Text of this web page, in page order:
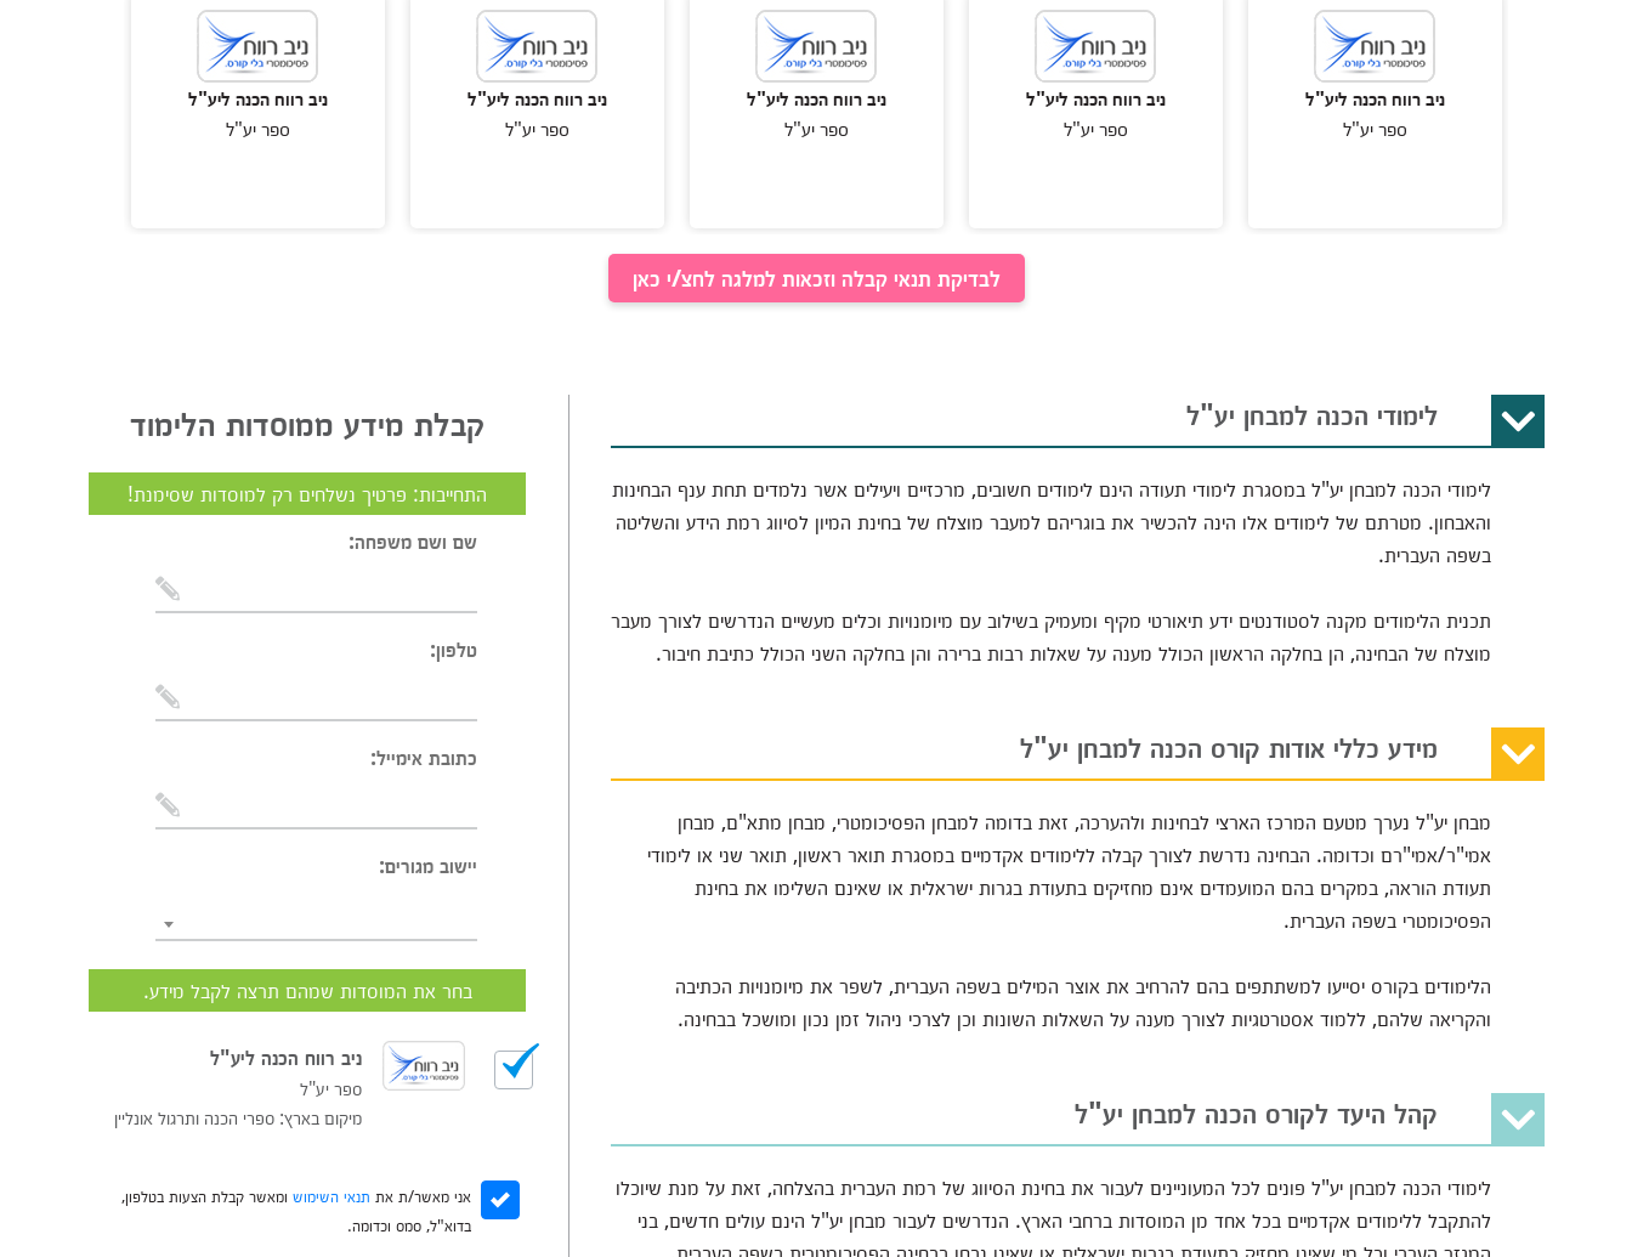
ניב רווח הכנה ליע"ל
ספר יע"ל
ניב רווח הכנה ליע"ל
ספר יע"ל
ניב רווח הכנה ליע"ל
ספר יע"ל
ניב רווח הכנה ליע"ל
ספר יע"ל
ניב רווח הכנה ליע"ל
ספר יע"ל
לבדיקת תנאי קבלה וזכאות למלגה לחצ/י כאן
לימודי הכנה למבחן יע"ל
לימודי הכנה למבחן יע"ל במסגרת לימודי תעודה הינם לימודים חשובים, מרכזיים ויעילים אשר נלמדים תחת ענף הבחינות
והאבחון. מטרתם של לימודים אלו הינה להכשיר את בוגריהם למעבר מוצלח של בחינת המיון לסיווג רמת הידע והשליטה
בשפה העברית.
תכנית הלימודים מקנה לסטודנטים ידע תיאורטי מקיף ומעמיק בשילוב עם מיומנויות וכלים מעשיים הנדרשים לצורך מעבר
מוצלח של הבחינה, הן בחלקה הראשון הכולל מענה על שאלות רבות ברירה והן בחלקה השני הכולל כתיבת חיבור.
מידע כללי אודות קורס הכנה למבחן יע"ל
מבחן יע"ל נערך מטעם המרכז הארצי לבחינות ולהערכה, זאת בדומה למבחן הפסיכומטרי, מבחן מתא"ם, מבחן
אמי"ר/אמי"רם וכדומה. הבחינה נדרשת לצורך קבלה ללימודים אקדמיים במסגרת תואר ראשון, תואר שני או לימודי
תעודת הוראה, במקרים בהם המועמדים אינם מחזיקים בתעודת בגרות ישראלית או שאינם השלימו את בחינת
הפסיכומטרי בשפה העברית.
הלימודים בקורס יסייעו למשתתפים בהם להרחיב את אוצר המילים בשפה העברית, לשפר את מיומנויות הכתיבה
והקריאה שלהם, ללמוד אסטרטגיות לצורך מענה על השאלות השונות וכן לצרכי ניהול זמן נכון ומושכל בבחינה.
קהל היעד לקורס הכנה למבחן יע"ל
לימודי הכנה למבחן יע"ל פונים לכל המעוניינים לעבור את בחינת הסיווג של רמת העברית בהצלחה, זאת על מנת שיוכלו
להתקבל ללימודים אקדמיים בכל אחד מן המוסדות ברחבי הארץ. הנדרשים לעבור מבחן יע"ל הינם עולים חדשים, בני
קבלת מידע ממוסדות הלימוד
התחייבות: פרטיך נשלחים רק למוסדות שסימנת!
שם ושם משפחה:
טלפון:
כתובת אימייל:
יישוב מגורים:
בחר את המוסדות שמהם תרצה לקבל מידע.
ניב רווח הכנה ליע"ל
ספר יע"ל
מיקום בארץ: ספרי הכנה ותרגול אונליין
אני מאשר/ת את תנאי השימוש ומאשר קבלת הצעות בטלפון,
בדוא"ל, סמס וכדומה.